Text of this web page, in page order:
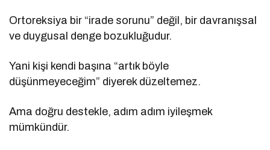
Ortoreksiya bir “irade sorunu” değil, bir davranışsal
ve duygusal denge bozukluğudur.
Yani kişi kendi başına “artık böyle
düşünmeyeceğim” diyerek düzeltemez.
Ama doğru destekle, adım adım iyileşmek
mümkündür.